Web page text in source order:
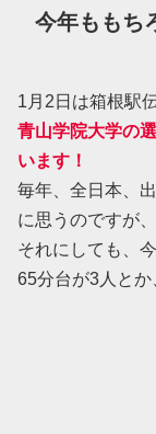
今年ももち
1月2日は箱根駅
青山学院大学の
います！
毎年、全日本、
に思うのですが
それにしても、
65分台が3人と